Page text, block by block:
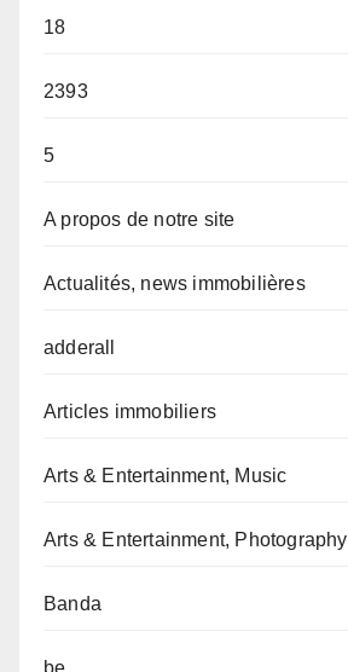
18
2393
5
A propos de notre site
Actualités, news immobilières
adderall
Articles immobiliers
Arts & Entertainment, Music
Arts & Entertainment, Photography
Banda